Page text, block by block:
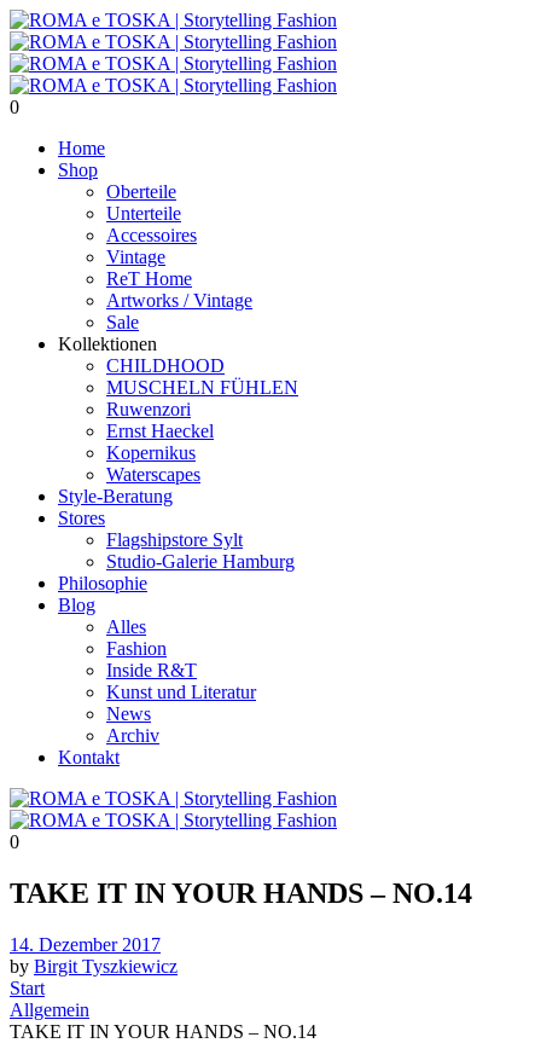
0
Home
Shop
Oberteile
Unterteile
Accessoires
Vintage
ReT Home
Artworks / Vintage
Sale
Kollektionen
CHILDHOOD
MUSCHELN FÜHLEN
Ruwenzori
Ernst Haeckel
Kopernikus
Waterscapes
Style-Beratung
Stores
Flagshipstore Sylt
Studio-Galerie Hamburg
Philosophie
Blog
Alles
Fashion
Inside R&T
Kunst und Literatur
News
Archiv
Kontakt
0
TAKE IT IN YOUR HANDS – NO.14
Posted
on
14. Dezember 2017
by Birgit Tyszkiewicz
Start
Allgemein
TAKE IT IN YOUR HANDS – NO.14